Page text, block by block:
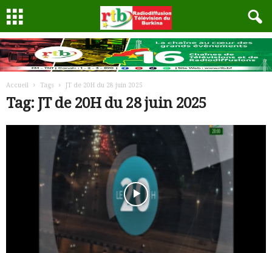
Accueil Tags JT de 20H du 28 juin 2025
Tag: JT de 20H du 28 juin 2025